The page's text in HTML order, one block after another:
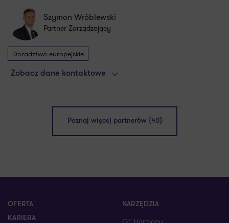
Szymon Wróblewski
Partner Zarządzający
Doradztwo europejskie
Zobacz dane kontaktowe
Poznaj więcej partnerów (40)
OFERTA
KARIERA
NARZĘDZIA
GT Harmony